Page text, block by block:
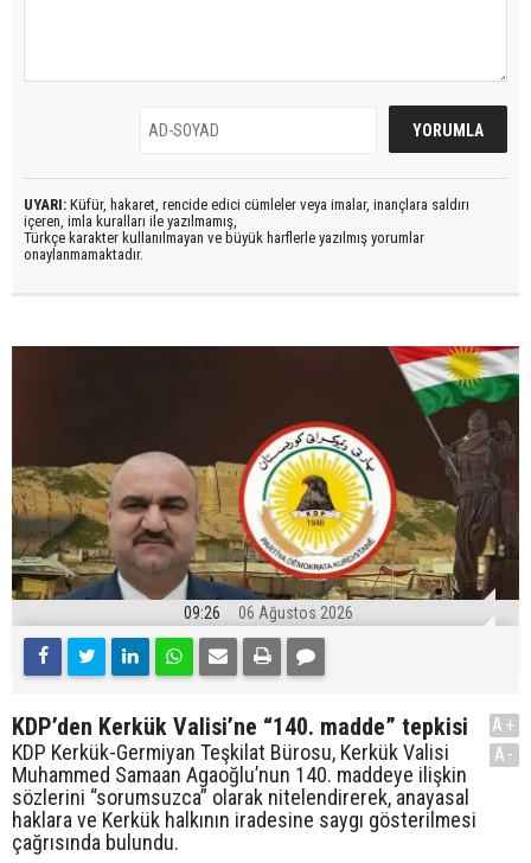
UYARI: Küfür, hakaret, rencide edici cümleler veya imalar, inançlara saldırı
içeren, imla kuralları ile yazılmamış,
Türkçe karakter kullanılmayan ve büyük harflerle yazılmış yorumlar
onaylanmamaktadır.
09:26 06 Ağustos 2026
KDP’den Kerkük Valisi’ne “140. madde” tepkisi
KDP Kerkük-Germiyan Teşkilat Bürosu, Kerkük Valisi
Muhammed Samaan Agaoğlu’nun 140. maddeye ilişkin
sözlerini “sorumsuzca” olarak nitelendirerek, anayasal
haklara ve Kerkük halkının iradesine saygı gösterilmesi
çağrısında bulundu.
A+
A-